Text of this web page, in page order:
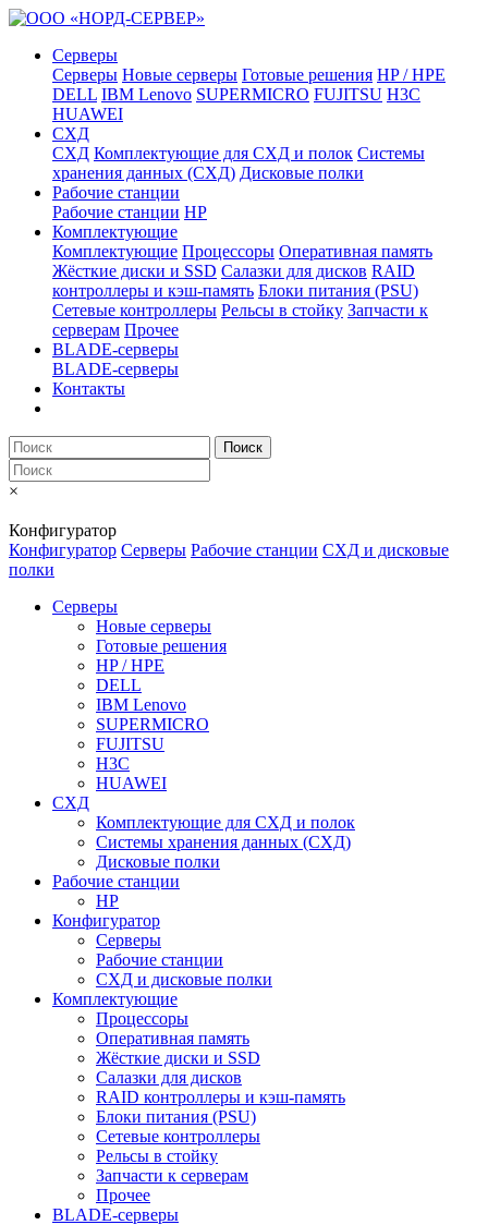
Серверы
Серверы Новые серверы Готовые решения HP / HPE
DELL IBM Lenovo SUPERMICRO FUJITSU H3C
HUAWEI
СХД
СХД Комплектующие для СХД и полок Системы
хранения данных (СХД) Дисковые полки
Рабочие станции
Рабочие станции HP
Комплектующие
Комплектующие Процессоры Оперативная память
Жёсткие диски и SSD Салазки для дисков RAID
контроллеры и кэш-память Блоки питания (PSU)
Сетевые контроллеры Рельсы в стойку Запчасти к
серверам Прочее
BLADE-серверы
BLADE-серверы
Контакты
Поиск
×
Конфигуратор
Конфигуратор Серверы Рабочие станции СХД и дисковые
полки
Серверы
Новые серверы
Готовые решения
HP / HPE
DELL
IBM Lenovo
SUPERMICRO
FUJITSU
H3C
HUAWEI
СХД
Комплектующие для СХД и полок
Системы хранения данных (СХД)
Дисковые полки
Рабочие станции
HP
Конфигуратор
Серверы
Рабочие станции
СХД и дисковые полки
Комплектующие
Процессоры
Оперативная память
Жёсткие диски и SSD
Салазки для дисков
RAID контроллеры и кэш-память
Блоки питания (PSU)
Сетевые контроллеры
Рельсы в стойку
Запчасти к серверам
Прочее
BLADE-серверы